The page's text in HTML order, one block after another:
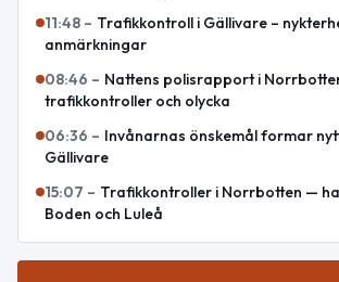
11:48 – Trafikkontroll i Gällivare –
anmärkningar
08:46 – Nattens polisrapport i
trafikkontroller och olycka
06:36 – Invånarnas önskemål formar
Gällivare
15:07 – Trafikkontroller i Norrbotten —
Boden och Luleå